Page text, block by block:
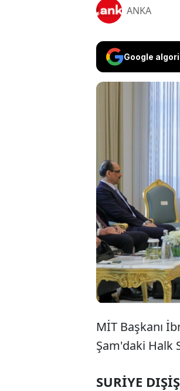
ANKA
Google
MİT Başkanı
Şam'daki Halk
SURİYE